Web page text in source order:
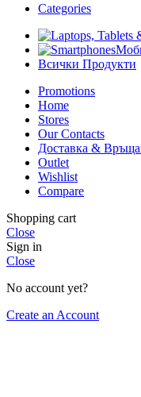
Categories
Всички Продукти
Promotions
Home
Stores
Our Contacts
Доставка &
Outlet
Wishlist
Compare
Shopping cart
Close
Sign in
Close
No account yet?
Create an Account